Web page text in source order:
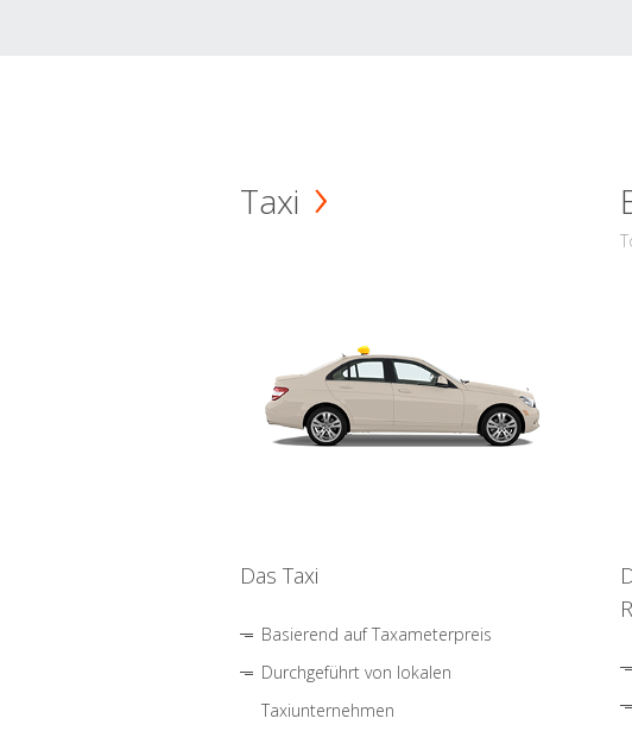
Taxi
Das Taxi
Basierend auf Taxameterpreis
Durchgeführt von lokalen
Taxiunternehmen